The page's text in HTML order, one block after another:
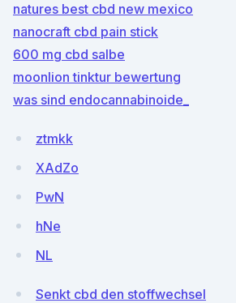
natures best cbd new mexico
nanocraft cbd pain stick
600 mg cbd salbe
moonlion tinktur bewertung
was sind endocannabinoide_
ztmkk
XAdZo
PwN
hNe
NL
Senkt cbd den stoffwechsel